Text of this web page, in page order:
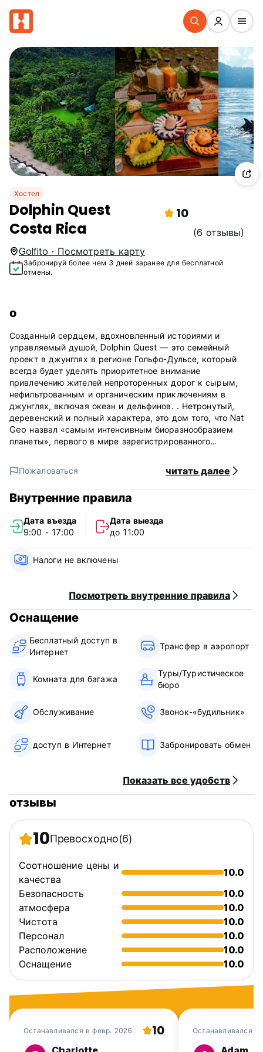
Хостел
Dolphin Quest
Costa Rica
10
(6 отзывы)
Golfito · Посмотреть карту
Забронируй более чем 3 дней заранее для бесплатной
отмены.
о
Созданный сердцем, вдохновленный историями и
управляемый душой, Dolphin Quest — это семейный
проект в джунглях в регионе Гольфо-Дульсе, который
всегда будет уделять приоритетное внимание
привлечению жителей непроторенных дорог к сырым,
нефильтрованным и органическим приключениям в
джунглях, включая океан и дельфинов. . Нетронутый,
деревенский и полный характера, это дом того, что Nat
Geo назвал «самым интенсивным биоразнообразием
планеты», первого в мире зарегистрированного
Пьедрас Бланкас (Национальный парк) - нас. - и их
душещипательные истории. Позвольте природе исцелить
вас в преобразующем путешествии, полном
захватывающих приключений, гармоничной устойчивости
Приходите и почувствуйте, как природа исцеляет. (Auto-
translated from original language)
Пожаловаться читать далее
Внутренние правила
Дата въезда
9:00 - 17:00
Дата выезда
до 11:00
Налоги не включены
Посмотреть внутренние правила
Оснащение
Бесплатный доступ в
Интернет
Трансфер в аэропорт
Комната для багажа
Туры/Туристическое
бюро
Обслуживание Звонок-«будильник»
доступ в Интернет Забронировать обмен
Показать все удобств
отзывы
10Превосходно(6)
Соотношение цены и
качества
10.0
Безопасность
10.0
атмосфера
10.0
Чистота
10.0
Персонал
10.0
Расположение
10.0
Оснащение
10.0
Останавливался в февр. 2026 10 Останавливался в